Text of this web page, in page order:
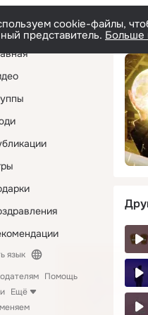
cookie-файлы,
представитель. Больше
язык
Помощь
Ещё